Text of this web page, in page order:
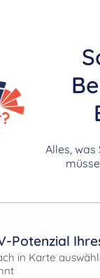
Alles, was
Potenzial
in Karte